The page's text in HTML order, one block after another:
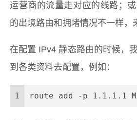
运营商的流量走对应的线路；
的出境路由和拥堵情况不一样，
在配置 IPv4 静态路由的时候，
到各类资料去配置，例如：
1 route add -p 1.1 . 1.1